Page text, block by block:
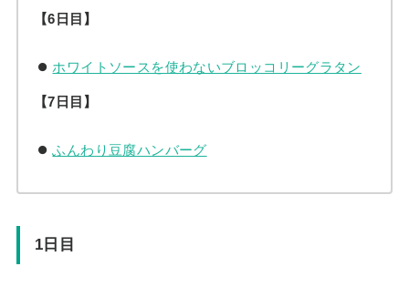
【6日目】
ホワイトソースを使わないブロッコリーグラタン
【7日目】
ふんわり豆腐ハンバーグ
1日目